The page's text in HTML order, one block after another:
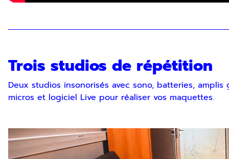
Trois studios de répétition
Deux studios insonorisés avec sono, batteries,
micros et logiciel Live pour réaliser vos maquettes.